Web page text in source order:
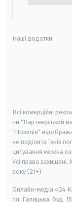
Наші додатки:
Всі комерційні
чи "Партнерський
"Позиція"
не поділяти їхніх
цитування можна
Усі права захищені.
року (21+)
Онлайн-медіа «24
пл. Галицька, буд.